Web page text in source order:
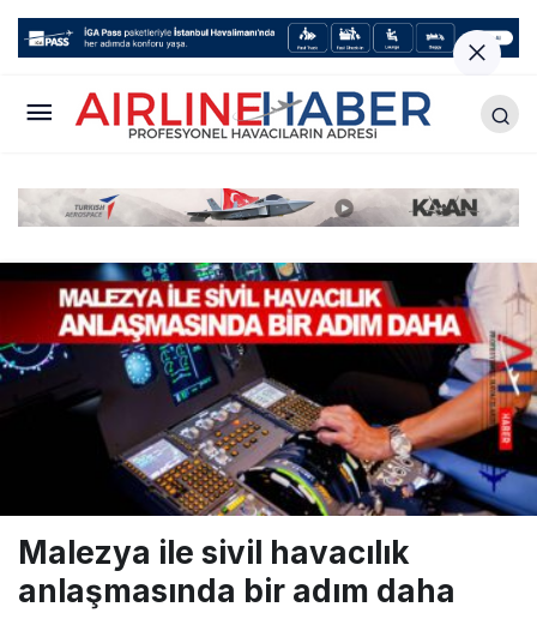
Malezya ile sivil havacılık
anlaşmasında bir adım daha